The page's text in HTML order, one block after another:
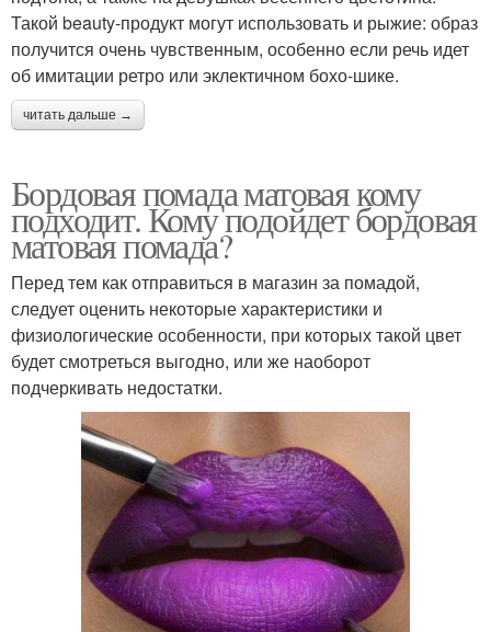
Такой beauty-продукт могут использовать и рыжие: образ
получится очень чувственным, особенно если речь идет
об имитации ретро или эклектичном бохо-шике.
читать дальше →
Бордовая помада матовая кому
подходит. Кому подойдет бордовая
матовая помада?
Перед тем как отправиться в магазин за помадой,
следует оценить некоторые характеристики и
физиологические особенности, при которых такой цвет
будет смотреться выгодно, или же наоборот
подчеркивать недостатки.